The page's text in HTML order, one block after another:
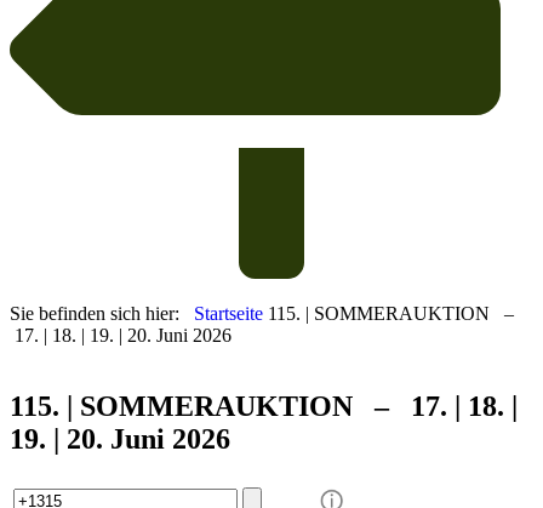
Sie befinden sich hier: Startseite 115. | SOMMERAUKTION –
17. | 18. | 19. | 20. Juni 2026
115. | SOMMERAUKTION – 17. | 18. |
19. | 20. Juni 2026